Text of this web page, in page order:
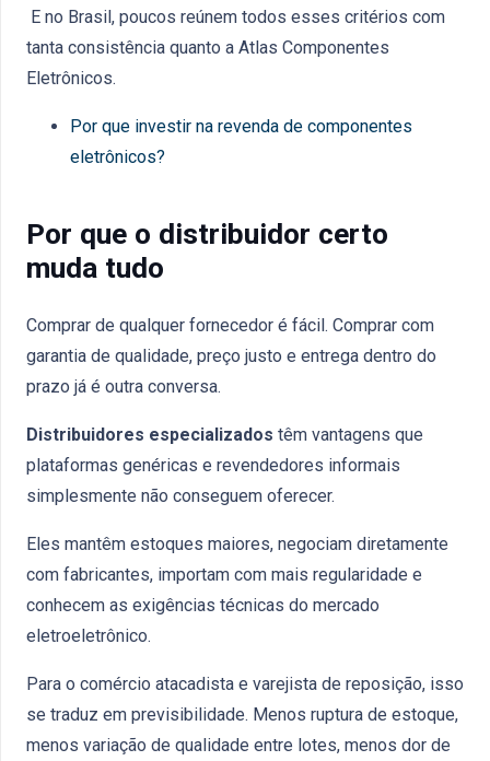
E no Brasil, poucos reúnem todos esses critérios com
tanta consistência quanto a Atlas Componentes
Eletrônicos.
Por que investir na revenda de componentes
eletrônicos?
Por que o distribuidor certo
muda tudo
Comprar de qualquer fornecedor é fácil. Comprar com
garantia de qualidade, preço justo e entrega dentro do
prazo já é outra conversa.
Distribuidores especializados têm vantagens que
plataformas genéricas e revendedores informais
simplesmente não conseguem oferecer.
Eles mantêm estoques maiores, negociam diretamente
com fabricantes, importam com mais regularidade e
conhecem as exigências técnicas do mercado
eletroeletrônico.
Para o comércio atacadista e varejista de reposição, isso
se traduz em previsibilidade. Menos ruptura de estoque,
menos variação de qualidade entre lotes, menos dor de